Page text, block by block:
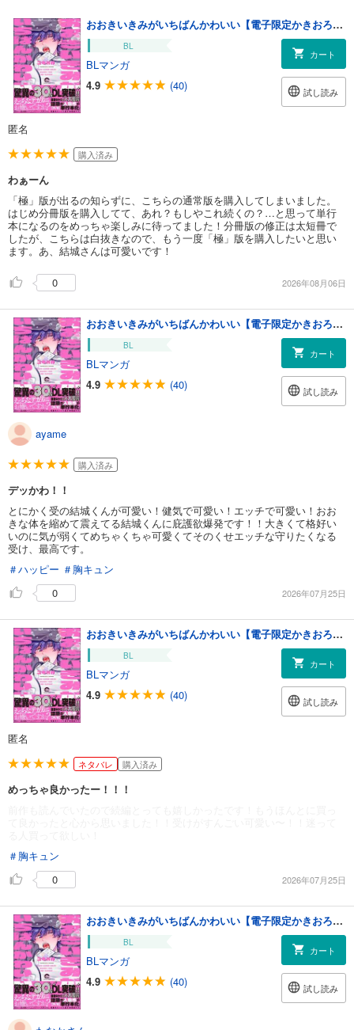
おおきいきみがいちばんかわいい【電子限定かきおろし漫画付】
BL
BLマンガ
4.9
(40)
カート
試し読み
匿名
購入済み
わぁーん
「極」版が出るの知らずに、こちらの通常版を購入してしまいました。
はじめ分冊版を購入してて、あれ？もしやこれ続くの？…と思って単行
本になるのをめっちゃ楽しみに待ってました！分冊版の修正は太短冊で
したが、こちらは白抜きなので、もう一度「極」版を購入したいと思い
ます。あ、結城さんは可愛いです！
0 2026年08月06日
おおきいきみがいちばんかわいい【電子限定かきおろし漫画付】
BL
BLマンガ
4.9
(40)
カート
試し読み
ayame
購入済み
デッかわ！！
とにかく受の結城くんが可愛い！健気で可愛い！エッチで可愛い！おお
きな体を縮めて震えてる結城くんに庇護欲爆発です！！大きくて格好い
いのに気が弱くてめちゃくちゃ可愛くてそのくせエッチな守りたくなる
受け、最高です。
＃ハッピー ＃胸キュン
0
2026年07月25日
おおきいきみがいちばんかわいい【電子限定かきおろし漫画付】
BL
BLマンガ
4.9
(40)
カート
試し読み
匿名
ネタバレ 購入済み
めっちゃ良かったー！！！
＃胸キュン
0
2026年07月25日
おおきいきみがいちばんかわいい【電子限定かきおろし漫画付】
BL
BLマンガ
4.9
(40)
カート
試し読み